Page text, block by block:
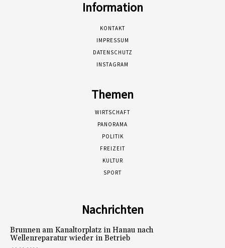
Information
KONTAKT
IMPRESSUM
DATENSCHUTZ
INSTAGRAM
Themen
WIRTSCHAFT
PANORAMA
POLITIK
FREIZEIT
KULTUR
SPORT
Nachrichten
Brunnen am Kanaltorplatz in Hanau nach
Wellenreparatur wieder in Betrieb